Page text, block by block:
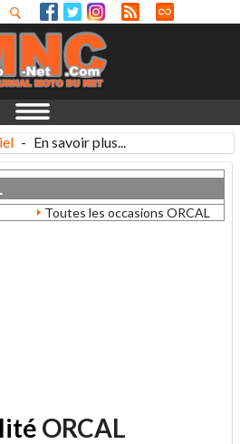
- En savoir plus...
Toutes les occasions ORCAL
ORCAL